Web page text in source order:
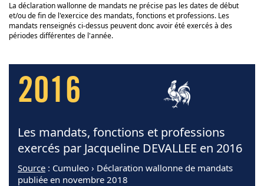
La déclaration wallonne de mandats ne précise pas les dates de début
et/ou de fin de l'exercice des mandats, fonctions et professions. Les
mandats renseignés ci-dessus peuvent donc avoir été exercés à des
périodes différentes de l'année.
2016
Les mandats, fonctions et professions
exercés par Jacqueline DEVALLEE en 2016
Source : Cumuleo › Déclaration wallonne de mandats
publiée en novembre 2018